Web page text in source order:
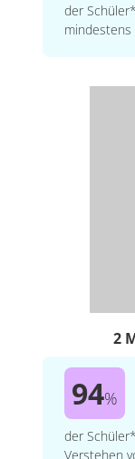
der
mindestens
2
94%
der
Verstehen